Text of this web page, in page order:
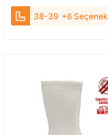
38-39 +6 Seçenek